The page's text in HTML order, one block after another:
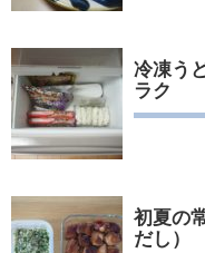
冷凍う
ラク
初夏の
だし）